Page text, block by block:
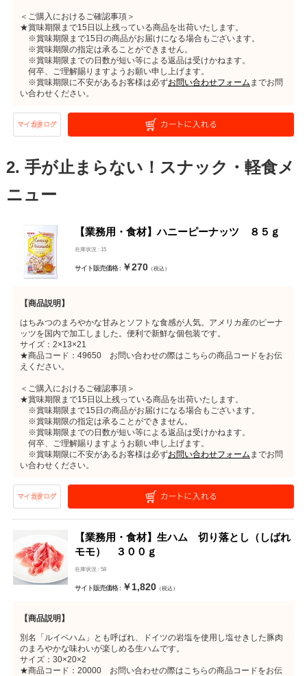
＜ご購入におけるご確認事項＞
★賞味期限まで15日以上残っている商品を出荷いたします。
※賞味期限まで15日の商品がお届けになる場合もございます。
※賞味期限の指定は承ることができません。
※賞味期限までの日数が短い等による返品は受けかねます。
何卒、ご理解賜りますようお願い申し上げます。
※賞味期限に不安があるお客様は必ずお問い合わせフォーム までお問
い合わせください。
2. 手が止まらない！スナック・軽食メ
ニュー
【業務用・食材】ハニーピーナッツ ８５ｇ
在庫状況 : 15
サイト販売価格 : ￥270（税込）
【商品説明】
はちみつのまろやかな甘みとソフトな食感が人気。アメリカ産のピーナ
ッツを国内で加工しました。便利で新鮮な個包装です。
サイズ：2×13×21
★商品コード：49650 お問い合わせの際はこちらの商品コードをお伝
えください。
＜ご購入におけるご確認事項＞
★賞味期限まで15日以上残っている商品を出荷いたします。
※賞味期限まで15日の商品がお届けになる場合もございます。
※賞味期限の指定は承ることができません。
※賞味期限までの日数が短い等による返品は受けかねます。
何卒、ご理解賜りますようお願い申し上げます。
※賞味期限に不安があるお客様は必ずお問い合わせフォーム までお問
い合わせください。
【業務用・食材】生ハム 切り落とし（しばれ
モモ） ３００ｇ
在庫状況 : 58
サイト販売価格 : ￥1,820（税込）
【商品説明】
別名「ルイベハム」とも呼ばれ、ドイツの岩塩を使用し塩せきした豚肉
のまろやかな味わいが楽しめる生ハムです。
サイズ：30×20×2
★商品コード：20000 お問い合わせの際はこちらの商品コードをお伝